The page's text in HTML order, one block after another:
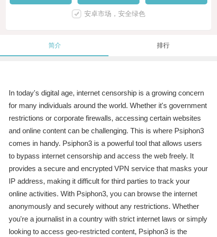
安卓市场，安全绿色
简介 排行
In today's digital age, internet censorship is a growing concern
for many individuals around the world. Whether it's government
restrictions or corporate firewalls, accessing certain websites
and online content can be challenging. This is where Psiphon3
comes in handy. Psiphon3 is a powerful tool that allows users
to bypass internet censorship and access the web freely. It
provides a secure and encrypted VPN service that masks your
IP address, making it difficult for third parties to track your
online activities. With Psiphon3, you can browse the internet
anonymously and securely without any restrictions. Whether
you're a journalist in a country with strict internet laws or simply
looking to access geo-restricted content, Psiphon3 is the